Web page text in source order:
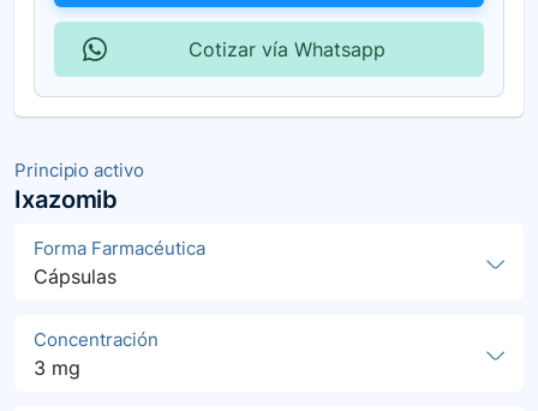
Principio activo
Ixazomib
Forma Farmacéutica
Cápsulas
Concentración
3 mg
Cotizar vía Whatsapp